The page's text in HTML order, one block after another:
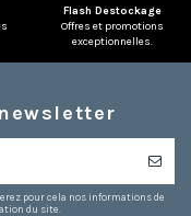
Flash Destockage
Offres et promotions
exceptionnelles.
pour cela nos informations de
du site.